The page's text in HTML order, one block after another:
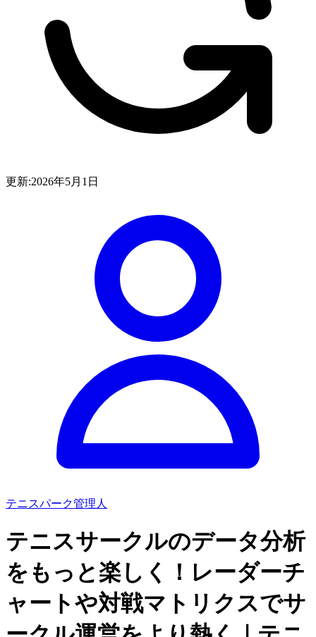
更新:2026年5月1日
テニスパーク管理人
テニスサークルのデータ分析
をもっと楽しく！レーダーチ
ャートや対戦マトリクスでサ